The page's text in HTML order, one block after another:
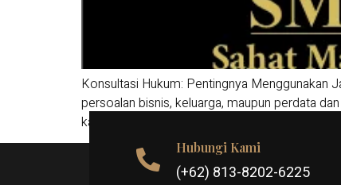
Konsultasi Hukum: Pentingnya Menggunakan
persoalan bisnis, keluarga, maupun perdata
karena itu, menggunakan jasa konsultan atau
Hubungi Kami
(+62) 813-8202-6225